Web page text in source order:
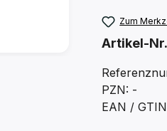
Zum
Artikel-
PZN: -
EAN /